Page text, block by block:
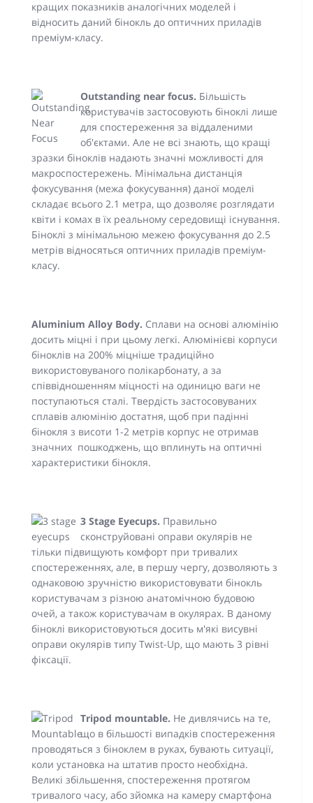
кращих показників аналогічних моделей і
відносить даний бінокль до оптичних приладів
преміум-класу.
Outstanding near focus. Більшість
користувачів застосовують біноклі лише
для спостереження за віддаленими
об'єктами. Але не всі знають, що кращі
зразки біноклів надають значні можливості для
макроспостережень. Мінімальна дистанція
фокусування (межа фокусування) даної моделі
складає всього 2.1 метра, що дозволяє розглядати
квіти і комах в їх реальному середовищі існування.
Біноклі з мінімальною межею фокусування до 2.5
метрів відносяться оптичних приладів преміум-
класу.
Aluminium Alloy Body. Сплави на основі алюмінію
досить міцні і при цьому легкі. Алюмінієві корпуси
біноклів на 200% міцніше традиційно
використовуваного полікарбонату, а за
співвідношенням міцності на одиницю ваги не
поступаються сталі. Твердість застосовуваних
сплавів алюмінію достатня, щоб при падінні
бінокля з висоти 1-2 метрів корпус не отримав
значних пошкоджень, що вплинуть на оптичні
характеристики бінокля.
3 Stage Eyecups. Правильно
сконструйовані оправи окулярів не
тільки підвищують комфорт при тривалих
спостереженнях, але, в першу чергу, дозволяють з
однаковою зручністю використовувати бінокль
користувачам з різною анатомічною будовою
очей, а також користувачам в окулярах. В даному
біноклі використовуються досить м'які висувні
оправи окулярів типу Twist-Up, що мають 3 рівні
фіксації.
Tripod mountable. Не дивлячись на те,
що в більшості випадків спостереження
проводяться з біноклем в руках, бувають ситуації,
коли установка на штатив просто необхідна.
Великі збільшення, спостереження протягом
тривалого часу, або зйомка на камеру смартфона